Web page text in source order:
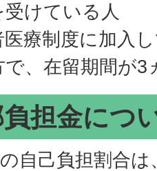
けている人
療制度に加入
で、在留期間が3
担金につ
自己負担割合